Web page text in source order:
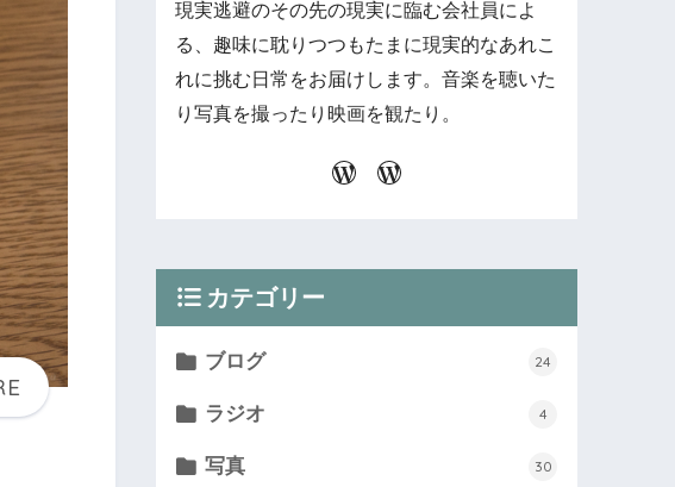
現実逃避のその先の現実に臨む会社員によ
る、趣味に耽りつつもたまに現実的なあれこ
れに挑む日常をお届けします。音楽を聴いた
り写真を撮ったり映画を観たり。
カテゴリー
ブログ 24
ラジオ 4
写真 30